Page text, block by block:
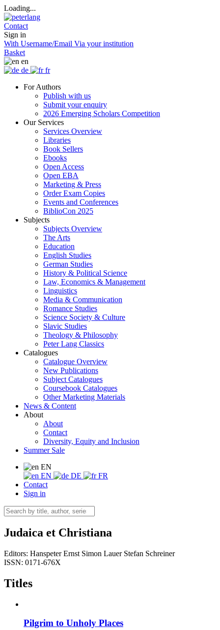
Loading...
Contact
Sign in
With Username/Email Via your institution
Basket
en
de
fr
For Authors
Publish with us
Submit your enquiry
2026 Emerging Scholars Competition
Our Services
Services Overview
Libraries
Book Sellers
Ebooks
Open Access
Open EBA
Marketing & Press
Order Exam Copies
Events and Conferences
BiblioCon 2025
Subjects
Subjects Overview
The Arts
Education
English Studies
German Studies
History & Political Science
Law, Economics & Management
Linguistics
Media & Communication
Romance Studies
Science Society & Culture
Slavic Studies
Theology & Philosophy
Peter Lang Classics
Catalogues
Catalogue Overview
New Publications
Subject Catalogues
Coursebook Catalogues
Other Marketing Materials
News & Content
About
About
Contact
Diversity, Equity and Inclusion
Summer Sale
EN
EN
DE
FR
Contact
Sign in
Judaica et Christiana
Editors: Hanspeter Ernst Simon Lauer Stefan Schreiner
ISSN: 0171-676X
Titles
Pilgrim to Unholy Places